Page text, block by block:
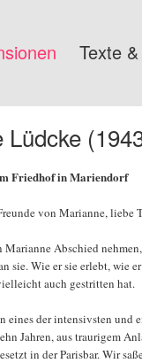
Texte
Lüdcke
Friedhof in Mariendorf
von Marianne, liebe
Marianne Abschied
sie. Wie er sie erlebt, wie
auch gestritten hat.
eines der intensivsten und
Jahren, aus traurigem
in der Parisbar. Wir